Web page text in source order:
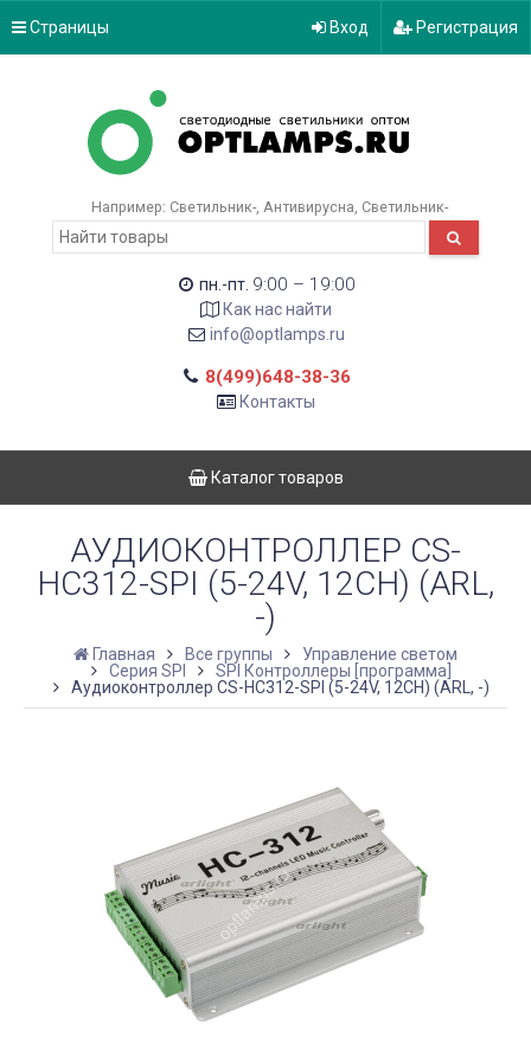
Страницы Вход Регистрация
Например: Светильник- Антивирусна Светильник-
пн.-пт. 9:00 – 19:00
Как нас найти
info@optlamps.ru
8(499)648-38-36
Контакты
Каталог товаров
АУДИОКОНТРОЛЛЕР CS-
HC312-SPI (5-24V, 12CH) (ARL,
-)
Главная Все группы
Управление светом
Серия SPI
SPI Контроллеры [программа]
Аудиоконтроллер CS-HC312-SPI (5-24V, 12CH) (ARL, -)